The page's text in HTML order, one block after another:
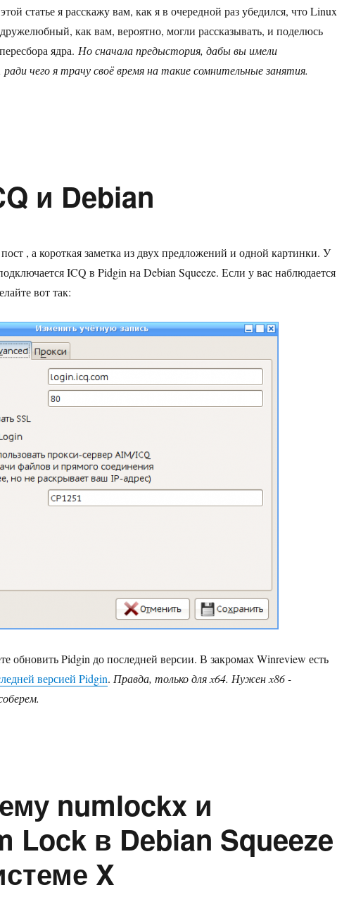
статье я расскажу вам, как я в очередной раз убедился, что Linux
как вам, вероятно, могли рассказывать, и поделюсь
ядра. Но сначала предыстория, дабы вы имели
ради чего я трачу своё время на такие сомнительные занятия.
ядро для Debian — как я это делаю и зачем»
и Debian
, а короткая заметка из двух предложений и одной картинки. У
ICQ в Pidgin на Debian Squeeze. Если у вас наблюдается
вот так:
обновить Pidgin до последней версии. В закромах Winreview есть
версией Pidgin. Правда, только для x64. Нужен x86 -
numlockx и
Lock в Debian Squeeze
X